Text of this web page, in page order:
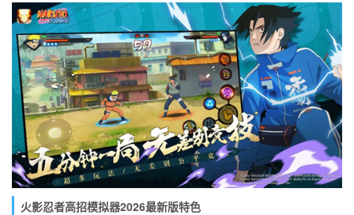
火影忍者高招模拟器2026最新版特色